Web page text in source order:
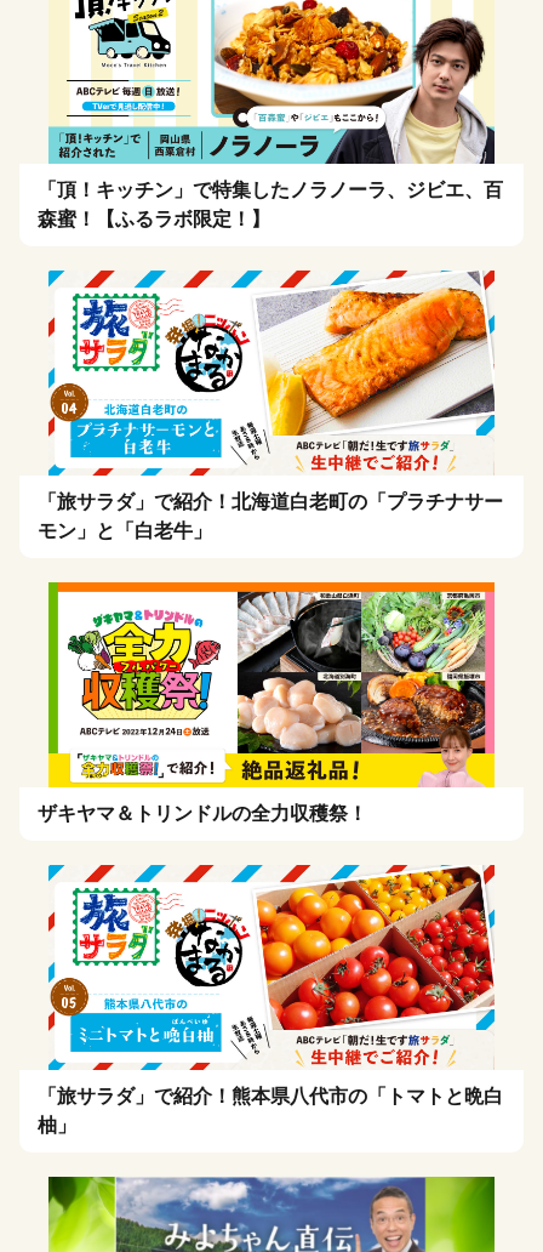
「頂！キッチン」で特集したノラノーラ、ジビエ、百
森蜜！【ふるラボ限定！】
「旅サラダ」で紹介！北海道白老町の「プラチナサー
モン」と「白老牛」
ザキヤマ＆トリンドルの全力収穫祭！
「旅サラダ」で紹介！熊本県八代市の「トマトと晩白
柚」